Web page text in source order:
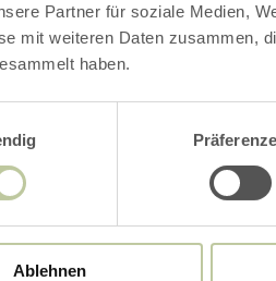
Partner für soziale Medien,
mit weiteren Daten zusammen,
haben.
Ablehnen